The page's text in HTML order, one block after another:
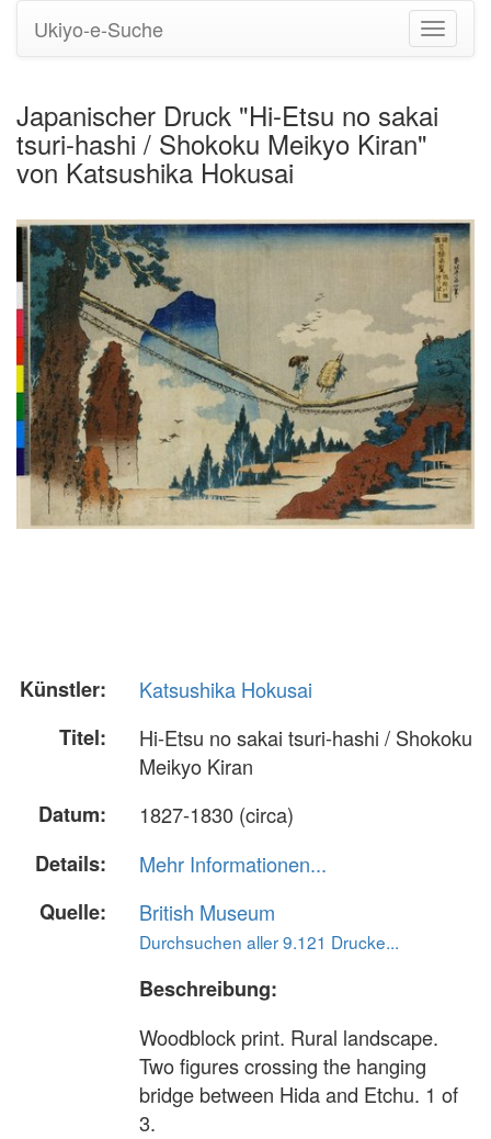
Ukiyo-e-Suche
Japanischer Druck "Hi-Etsu no sakai
tsuri-hashi / Shokoku Meikyo Kiran"
von Katsushika Hokusai
Künstler:
Katsushika Hokusai
Titel:
Hi-Etsu no sakai tsuri-hashi / Shokoku
Meikyo Kiran
Datum:
1827-1830 (circa)
Details:
Mehr Informationen...
Quelle:
British Museum
Durchsuchen aller 9.121 Drucke...
Beschreibung:
Woodblock print. Rural landscape.
Two figures crossing the hanging
bridge between Hida and Etchu. 1 of
3.